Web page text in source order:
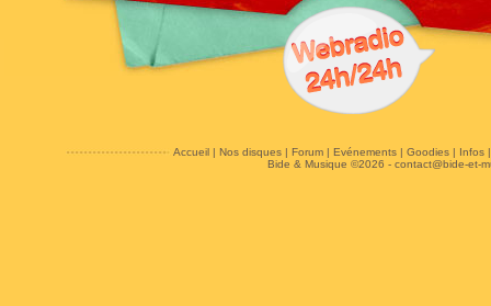
Accueil| Nos disques| Forum| Evénements| Goodies| Infos
Bide & Musique ©2026 - contact@bide-et-